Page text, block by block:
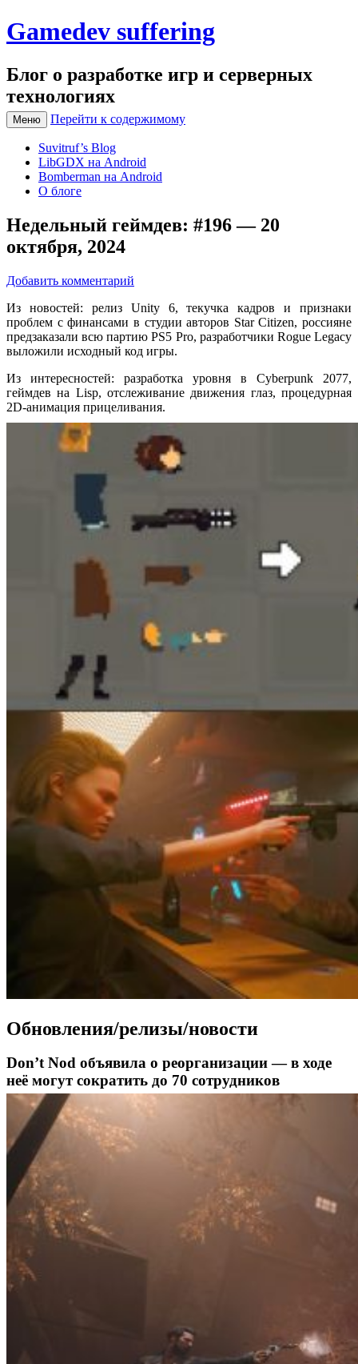
Gamedev suffering
Блог о разработке игр и серверных
технологиях
Меню Перейти к содержимому
Suvitruf’s Blog
LibGDX на Android
Bomberman на Android
О блоге
Недельный геймдев: #196 — 20
октября, 2024
Добавить комментарий
Из новостей: релиз Unity 6, текучка кадров и признаки
проблем с финансами в студии авторов Star Citizen, россияне
предзаказали всю партию PS5 Pro, разработчики Rogue Legacy
выложили исходный код игры.
Из интересностей: разработка уровня в Cyberpunk 2077,
геймдев на Lisp, отслеживание движения глаз, процедурная
2D-анимация прицеливания.
Обновления/релизы/новости
Don’t Nod объявила о реорганизации — в ходе
неё могут сократить до 70 сотрудников